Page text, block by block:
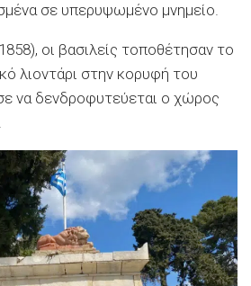
σε υπερυψωμένο μνημείο.
οι βασιλείς τοποθέτησαν το
λιοντάρι στην κορυφή του
να δενδροφυτεύεται ο χώρος